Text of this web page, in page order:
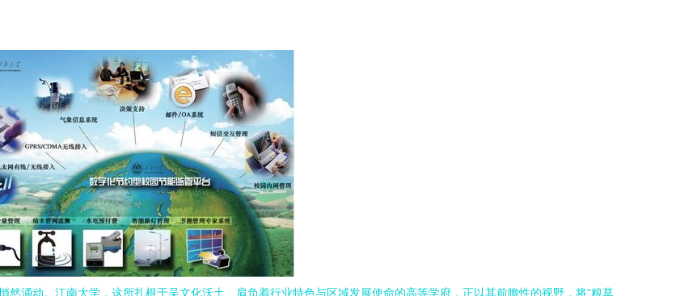
涌动。江南大学，这所扎根于吴文化沃土、肩负着行业特色与区域发展使命的高等学府，正以其前瞻性的视野，将“粮草